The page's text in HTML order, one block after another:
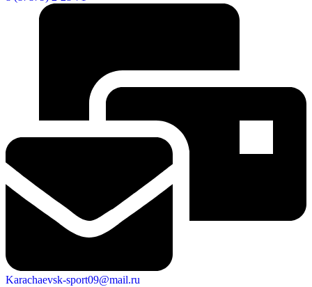
Karachaevsk-sport09@mail.ru